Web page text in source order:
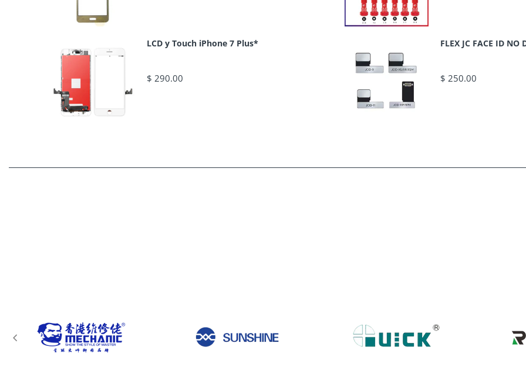
LCD y Touch iPhone 7 Plus*
$ 290.00
FLEX JC FACE ID NO
$ 250.00